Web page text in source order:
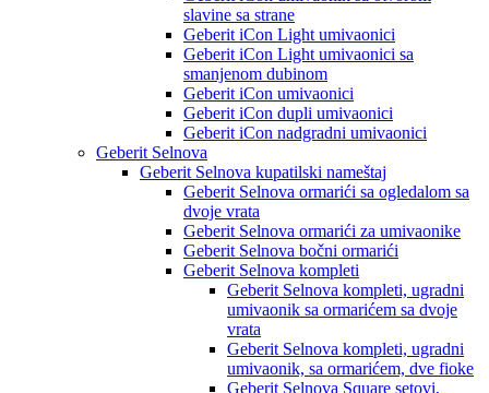
slavine sa strane
Geberit iCon Light umivaonici
Geberit iCon Light umivaonici sa
smanjenom dubinom
Geberit iCon umivaonici
Geberit iCon dupli umivaonici
Geberit iCon nadgradni umivaonici
Geberit Selnova
Geberit Selnova kupatilski nameštaj
Geberit Selnova ormarići sa ogledalom sa
dvoje vrata
Geberit Selnova ormarići za umivaonike
Geberit Selnova bočni ormarići
Geberit Selnova kompleti
Geberit Selnova kompleti, ugradni
umivaonik sa ormarićem sa dvoje
vrata
Geberit Selnova kompleti, ugradni
umivaonik, sa ormarićem, dve fioke
Geberit Selnova Square setovi,